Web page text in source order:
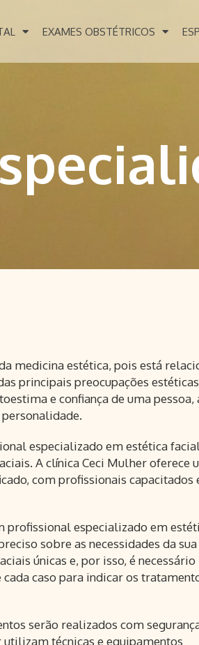
EXAMES OBSTÉTRICOS
medicina estética, pois está
principais preocupações
e confiança de uma pessoa,
especializado em estética
A clínica Ceci Mulher oferece
com profissionais capacitados
profissional especializado em
sobre as necessidades da sua
únicas e, por isso, é necessário
caso para indicar os
serão realizados com
técnicas e equipamentos